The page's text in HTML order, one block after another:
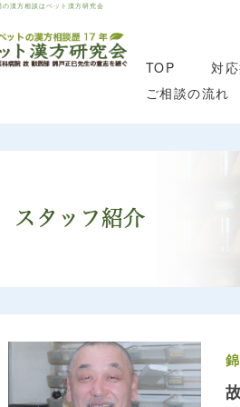
の漢方相談はペット漢方研究会
TOP
対
ご相談の流れ